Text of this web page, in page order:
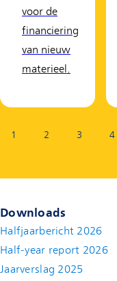
voor de
financiering
van nieuw
materieel.
1 2 3 4
Downloads
Halfjaarbericht 2026
Half-year report 2026
Jaarverslag 2025